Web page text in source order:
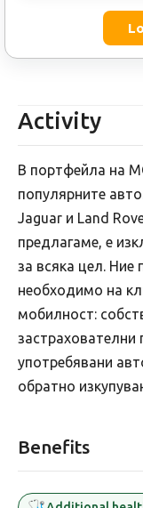
Activity
В портфейла на
популярните
Jaguar и Land
предлагаме, е
за всяка цел. Ние
необходимо на
мобилност:
застрахователни
употребявани
обратно
Benefits